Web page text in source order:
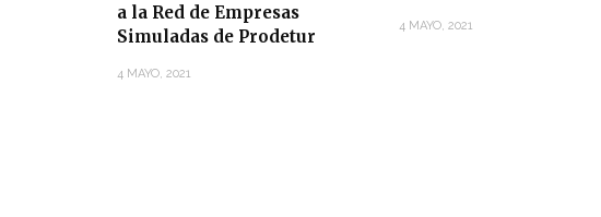
a la Red de Empresas
Simuladas de Prodetur
4 MAYO, 2021
4 MAYO, 2021